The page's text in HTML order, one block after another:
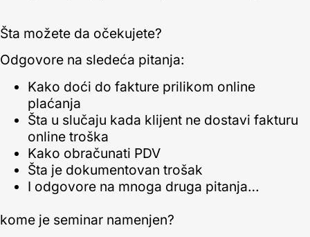
Šta možete da očekujete?
Odgovore na sledeća pitanja:
Kako doći do fakture prilikom online
plaćanja
Šta u slučaju kada klijent ne dostavi fakturu
online troška
Kako obračunati PDV
Šta je dokumentovan trošak
I odgovore na mnoga druga pitanja…
kome je seminar namenjen?